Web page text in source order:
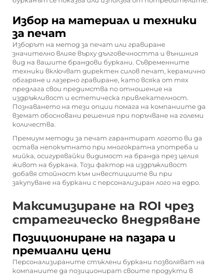
Избор на материал и техники
за печат
Изборът на метод за печат или гравиране
значително влияе върху дълговечността и външния
вид на вашите брандови буркани. Съвременните
техники включват директен силов печат, керамично
обгаряне и лазерно гравиране, като всяка от тях
предлага свои предимства по отношение на
издръжливост и естетическа привлекателност.
Познаването на тези опции помага на компаниите да
вземат обосновани решения при поръчване на големи
количества.
Премиум методи за печат гарантират логото ви да
остава непокътнато при многократна употреба и
мийка, осигурявайки видимост на бранда през целия
живот на буркана. Този фактор на издръжливост
добавя стойност към инвестициите ви при
закупуване на буркани с персонализиран лого на едро.
Максимизиране на ROI чрез
стратегическо внедряване
Позициониране на пазара и
премиални цени
Персонализираните стъклени буркани позволяват на
компаниите да позиционират своите продукти в